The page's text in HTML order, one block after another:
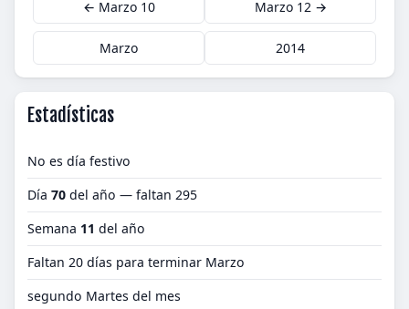
← Marzo 10 Marzo 12 →
Marzo 2014
Estadísticas
No es día festivo
Día 70 del año — faltan 295
Semana 11 del año
Faltan 20 días para terminar Marzo
segundo Martes del mes